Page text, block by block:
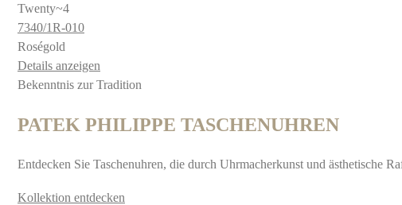
Twenty~4
7340​/1R​-010
Roségold
Details anzeigen
Bekenntnis zur Tradition
PATEK PHILIPPE TASCHENUHREN
Entdecken Sie Taschenuhren, die durch Uhrmacherkunst und ästhetische
Kollektion entdecken